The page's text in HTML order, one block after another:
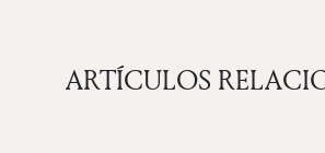
ARTÍCULOS